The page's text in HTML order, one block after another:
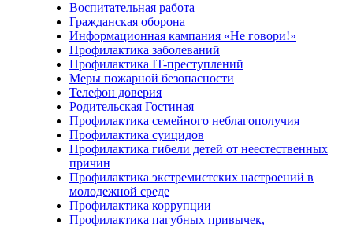
Воспитательная работа
Гражданская оборона
Информационная кампания «Не говори!»
Профилактика заболеваний
Профилактика IT-преступлений
Меры пожарной безопасности
Телефон доверия
Родительская Гостиная
Профилактика семейного неблагополучия
Профилактика суицидов
Профилактика гибели детей от неестественных
причин
Профилактика экстремистских настроений в
молодежной среде
Профилактика коррупции
Профилактика пагубных привычек,